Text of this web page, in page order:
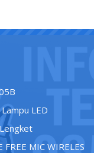
LED
MIC WIRELES